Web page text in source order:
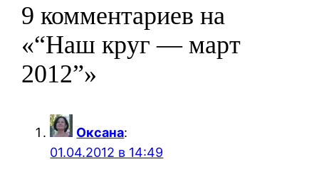
9 комментариев на
«“Наш круг — март
2012”»
Оксана:
01.04.2012 в 14:49